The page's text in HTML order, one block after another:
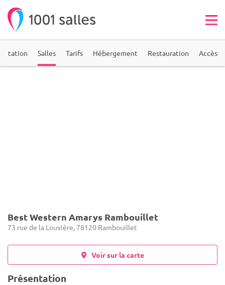
Salles Tarifs Hébergement Restauration Accès
Best Western Amarys Rambouillet
73 rue de la Louvière, 78120 Rambouillet
Voir sur la carte
Présentation